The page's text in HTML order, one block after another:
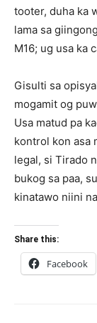
tooter, duha ka
lama sa
M16; ug usa ka
Gisulti sa
mogamit og
Usa matud pa
kontrol kon asa
legal, si Tirado
bukog sa paa,
kinatawo niini
Share this:
Facebook